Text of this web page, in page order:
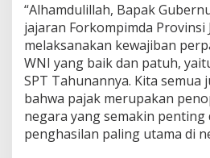
“Alhamdulillah, Bapak
jajaran Forkompimda Provinsi
melaksanakan kewajiban
WNI yang baik dan patuh,
SPT Tahunannya. Kita semua
bahwa pajak merupakan
negara yang semakin penting
penghasilan paling utama di